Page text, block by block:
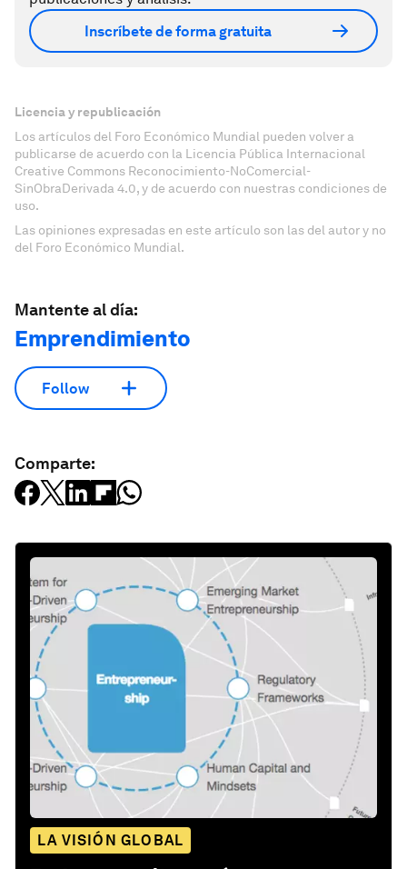
Inscríbete de forma gratuita
Licencia y republicación
Los artículos del Foro Económico Mundial pueden volver a
publicarse de acuerdo con la Licencia Pública Internacional
Creative Commons Reconocimiento-NoComercial-
SinObraDerivada 4.0, y de acuerdo con nuestras condiciones de
uso.
Las opiniones expresadas en este artículo son las del autor y no
del Foro Económico Mundial.
Mantente al día:
Emprendimiento
Follow
Comparte:
LA VISIÓN GLOBAL